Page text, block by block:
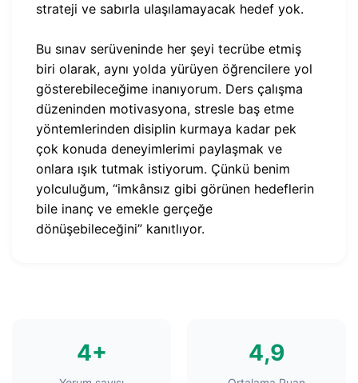
strateji ve sabırla ulaşılamayacak hedef yok.
Bu sınav serüveninde her şeyi tecrübe etmiş
biri olarak, aynı yolda yürüyen öğrencilere yol
gösterebileceğime inanıyorum. Ders çalışma
düzeninden motivasyona, stresle baş etme
yöntemlerinden disiplin kurmaya kadar pek
çok konuda deneyimlerimi paylaşmak ve
onlara ışık tutmak istiyorum. Çünkü benim
yolculuğum, “imkânsız gibi görünen hedeflerin
bile inanç ve emekle gerçeğe
dönüşebileceğini” kanıtlıyor.
4+ 4,9